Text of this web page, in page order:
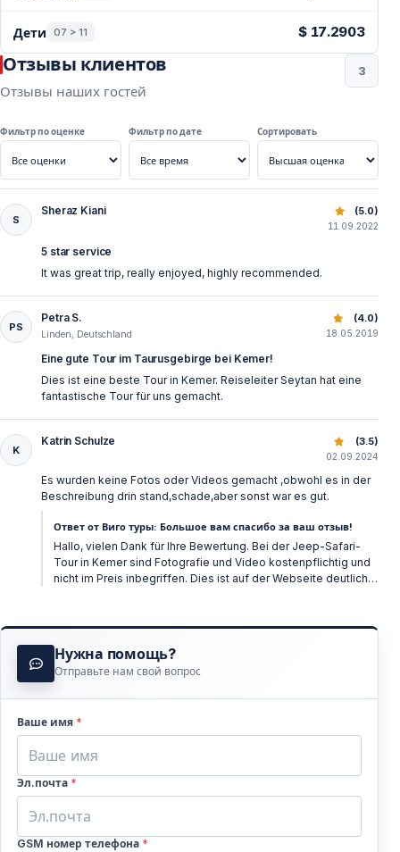
Дети 07 > 11 $ 17.2903
Отзывы клиентов
Отзывы наших гостей
3
Фильтр по оценке Фильтр по дате Сортировать
Джип сафари Турция в Таврских горах Кемера
S
Sheraz Kiani (5.0)
11.09.2022
5 star service
It was great trip, really enjoyed, highly recommended.
Джип сафари Турция в Таврских горах Кемера
PS
Petra S.
Linden, Deutschland
(4.0)
18.05.2019
Eine gute Tour im Taurusgebirge bei Kemer!
Dies ist eine beste Tour in Kemer. Reiseleiter Seytan hat eine
fantastische Tour für uns gemacht.
Джип сафари Турция в Таврских горах Кемера
K
Katrin Schulze (3.5)
02.09.2024
Es wurden keine Fotos oder Videos gemacht ,obwohl es in der
Beschreibung drin stand,schade,aber sonst war es gut.
Ответ от Виго туры: Большое вам спасибо за ваш отзыв!
Hallo, vielen Dank für Ihre Bewertung. Bei der Jeep-Safari-
Tour in Kemer sind Fotografie und Video kostenpflichtig und
nicht im Preis inbegriffen. Dies ist auf der Webseite deutlich
Нужна помощь?
Отправьте нам свой вопрос
Ваше имя *
Эл.почта *
GSM номер телефона *